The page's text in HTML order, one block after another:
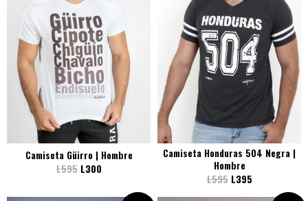
Camiseta Güirro | Hombre
L595 L300
Camiseta Honduras 504 Negra |
Hombre
L595 L395